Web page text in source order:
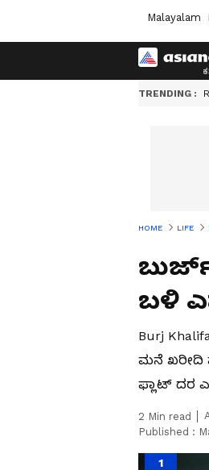
Malayalam
TRENDING :
HOME LIFE
ಬಳಿ
Burj
ಮನೆ ಖರೀದಿ
ಫ್ಲಾಟ್ ದರ
2 Min read
Published :
1